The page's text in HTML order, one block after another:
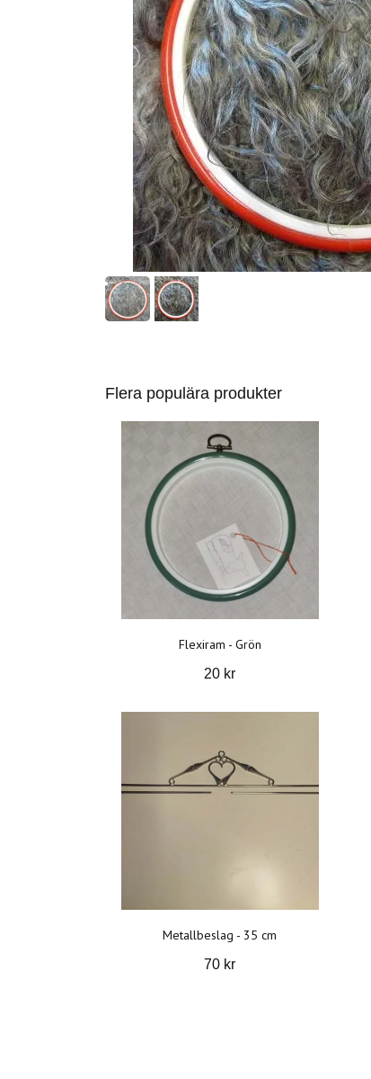
Flera populära produkter
Flexiram - Grön
20 kr
Metallbeslag - 35 cm
70 kr